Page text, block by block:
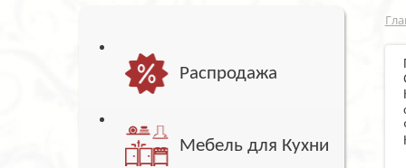
Распродажа
Мебель для Кухни